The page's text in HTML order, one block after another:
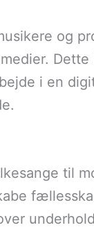
og
i en
til